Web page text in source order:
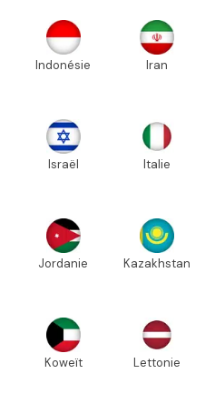
Indonésie Iran
Israël Italie
Jordanie Kazakhstan
Koweït Lettonie